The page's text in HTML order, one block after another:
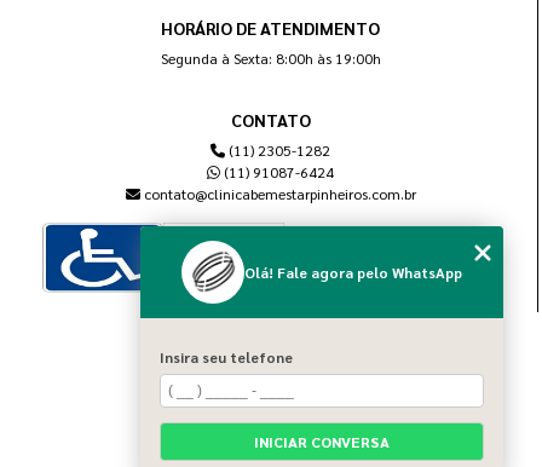
HORÁRIO DE ATENDIMENTO
Segunda à Sexta: 8:00h às 19:00h
CONTATO
(11) 2305-1282
(11) 91087-6424
contato@clinicabemestarpinheiros.com.br
Home
Sobre nós
Blog
Serviços
Olá! Fale agora pelo WhatsApp
Insira seu telefone
INICIAR CONVERSA